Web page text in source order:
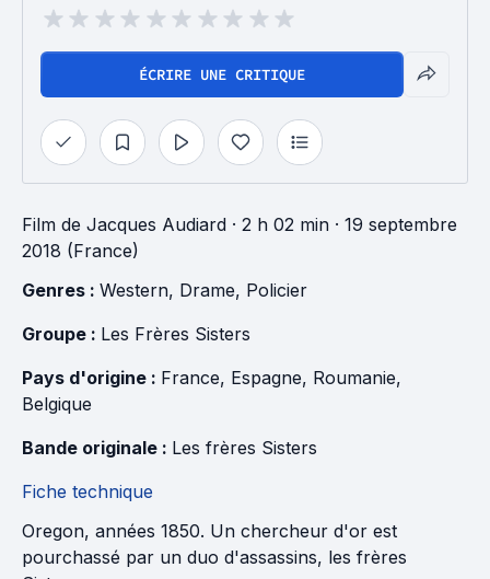
ÉCRIRE UNE CRITIQUE
Film de Jacques Audiard · 2 h 02 min · 19 septembre
2018 (France)
Genres : Western, Drame, Policier
Groupe : Les Frères Sisters
Pays d'origine : France, Espagne, Roumanie,
Belgique
Bande originale : Les frères Sisters
Fiche technique
Oregon, années 1850. Un chercheur d'or est
pourchassé par un duo d'assassins, les frères